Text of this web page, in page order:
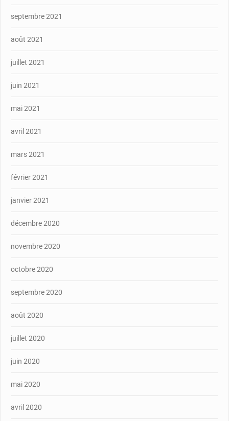
septembre 2021
août 2021
juillet 2021
juin 2021
mai 2021
avril 2021
mars 2021
février 2021
janvier 2021
décembre 2020
novembre 2020
octobre 2020
septembre 2020
août 2020
juillet 2020
juin 2020
mai 2020
avril 2020